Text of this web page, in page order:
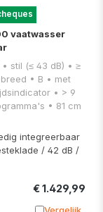
vaatwasser
integreerbaar
/ 42 dB /
€ 1.429,99
Vergelijk